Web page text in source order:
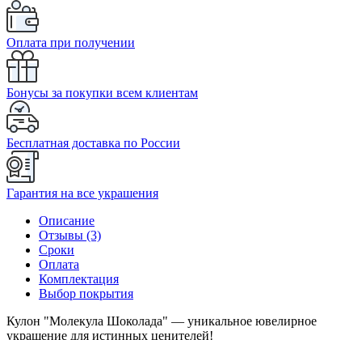
Оплата при получении
Бонусы за покупки всем клиентам
Бесплатная доставка по России
Гарантия на все украшения
Описание
Отзывы (3)
Сроки
Оплата
Комплектация
Выбор покрытия
Кулон "Молекула Шоколада" — уникальное ювелирное
украшение для истинных ценителей!